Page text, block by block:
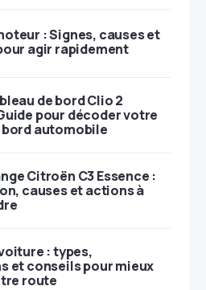
: Signes, causes et
agir rapidement
de bord Clio 2
pour décoder votre
automobile
Citroën C3 Essence :
causes et actions à
: types,
et conseils pour mieux
route